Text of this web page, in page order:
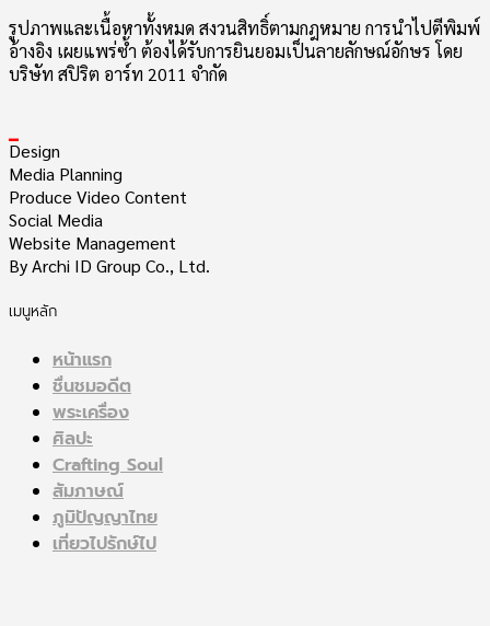
รูปภาพและเนื้อหาทั้งหมด สงวนสิทธิ์ตามกฎหมาย การนำไปตีพิมพ์
อ้างอิง เผยแพร่ซ้ำ ต้องได้รับการยินยอมเป็นลายลักษณ์อักษร โดย
บริษัท สปิริต อาร์ท 2011 จำกัด
Design
Media Planning
Produce Video Content
Social Media
Website Management
By Archi ID Group Co., Ltd.
เมนูหลัก
หน้าแรก
ชื่นชมอดีต
พระเครื่อง
ศิลปะ
Crafting Soul
สัมภาษณ์
ภูมิปัญญาไทย
เที่ยวไปรักษ์ไป